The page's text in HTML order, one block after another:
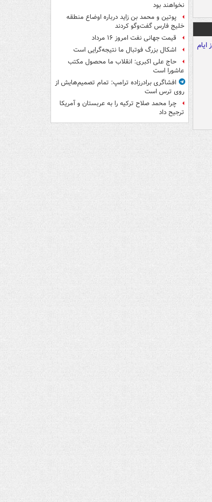
نخواهند بود
پوتین و محمد بن زاید درباره اوضاع منطقه
خلیج فارس گفت‌وگو کردند
قیمت جهانی نفت امروز ۱۶ مرداد
اشکال بزرگ فوتبال ما نتیجه‌گرایی است
حاج علی اکبری: انقلاب ما محصول مکتب
عاشورا است
افشاگری برادرزاده ترامپ: تمام تصمیم‌هایش از
روی ترس است
چرا محمد صلاح ترکیه را به عربستان و آمریکا
ترجیح داد